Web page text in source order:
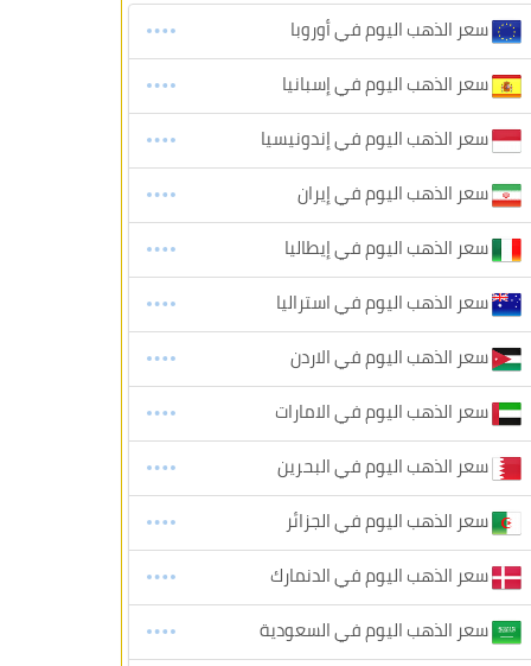
سعر الذهب اليوم في أوروبا
سعر الذهب اليوم في إسبانيا
سعر الذهب اليوم في إندونيسيا
سعر الذهب اليوم في إيران
سعر الذهب اليوم في إيطاليا
سعر الذهب اليوم في استراليا
سعر الذهب اليوم في الاردن
سعر الذهب اليوم في الامارات
سعر الذهب اليوم في البحرين
سعر الذهب اليوم في الجزائر
سعر الذهب اليوم في الدنمارك
سعر الذهب اليوم في السعودية